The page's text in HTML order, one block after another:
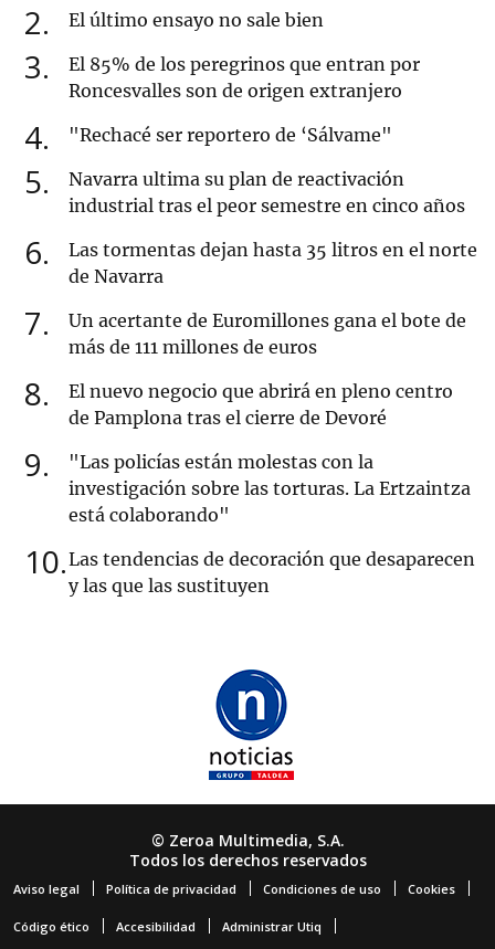
2 El último ensayo no sale bien
3
El 85% de los peregrinos que entran por
Roncesvalles son de origen extranjero
4 "Rechacé ser reportero de ‘Sálvame"
5
Navarra ultima su plan de reactivación
industrial tras el peor semestre en cinco años
6
Las tormentas dejan hasta 35 litros en el norte
de Navarra
7
Un acertante de Euromillones gana el bote de
más de 111 millones de euros
8
El nuevo negocio que abrirá en pleno centro
de Pamplona tras el cierre de Devoré
9
"Las policías están molestas con la
investigación sobre las torturas. La Ertzaintza
está colaborando"
10 Las tendencias de decoración que desaparecen
y las que las sustituyen
© Zeroa Multimedia, S.A.
Todos los derechos reservados
Aviso legal Política de privacidad Condiciones de uso Cookies
Código ético Accesibilidad Administrar Utiq